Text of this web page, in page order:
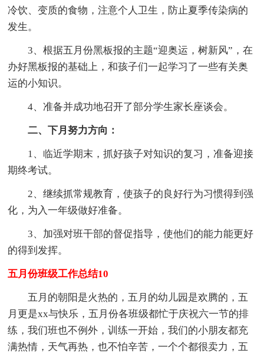
冷饮、变质的食物，注意个人卫生，防止夏季传染病的
发生。
3、根据五月份黑板报的主题“迎奥运，树新风”，在
办好黑板报的基础上，和孩子们一起学习了一些有关奥
运的小知识。
4、准备并成功地召开了部分学生家长座谈会。
二、下月努力方向：
1、临近学期末，抓好孩子对知识的复习，准备迎接
期终考试。
2、继续抓常规教育，使孩子的良好行为习惯得到强
化，为入一年级做好准备。
3、加强对班干部的督促指导，使他们的能力能更好
的得到发挥。
五月份班级工作总结10
五月的朝阳是火热的，五月的幼儿园是欢腾的，五
月更是xx与快乐，五月份各班级都忙于庆祝六一节的排
练，我们班也不例外，训练一开始，我们的小朋友都充
满热情，天气再热，也不怕辛苦，一个个都很卖力，五